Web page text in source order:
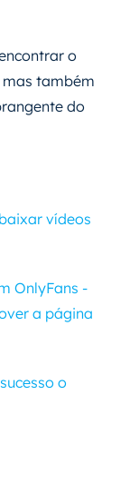
o
também
do
vídeos
OnlyFans -
a página
o